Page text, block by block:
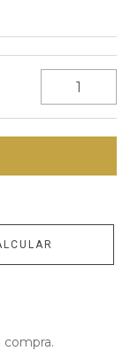
compra.